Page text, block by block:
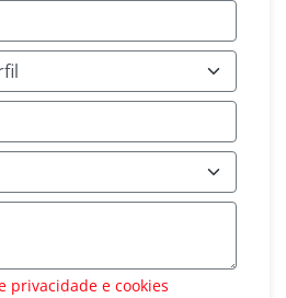
privacidade e cookies